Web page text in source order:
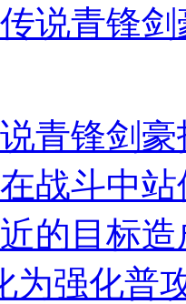
传说青锋
青锋剑
战斗中
的目标
为强化普